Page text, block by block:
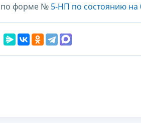
по форме № 5-НП по состоянию на